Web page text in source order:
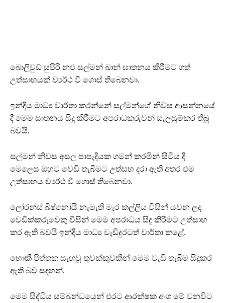
බොලිවුඩ් සුපිරි නළු සල්මන් ඛාන් ඝාතනය කිරීමට ගත්
උත්සාහයක් ව්‍යර්ථ වී ගොස් තිබෙනවා.
ඉන්දීය මාධ්‍ය වාර්තා කරන්නේ සල්මන්ගේ නිවස ආසන්නයේ
දී මෙම ඝාතනය සිදු කිරීමට අපරාධකරුවන් සැලසුම්කර තිබූ
බවයි.
සල්මන් නිවස අසල පාපැදියක ගමන් කරමින් සිටිය දී
මෙලෙස ඔහුට වෙඩි තැබීමට උත්සහ දරා ඇති අතර එම
උත්සාහය ව්‍යර්ථ වී ගොස් තිබෙනවා.
ලෝරන්ස් බිෂ්නෝයි නැමැති මැර කල්ලිය විසින් යවන ලද
වෙඩික්කරුවෙකු විසින් මෙම අපරාධය සිදු කිරීමට උත්සාහ
කර ඇති බවයි ඉන්දීය මාධ්‍ය වැඩිදුරටත් වාර්තා කළේ.
හොකී පිත්තක සැඟවූ තුවක්කුවකින් මෙම වැඩි තැබීම සිදුකර
ඇති බව සඳහන්.
මෙම සිද්ධිය සම්බන්ධයෙන් එරට ආරක්ෂක අංශ මේ වනවිට